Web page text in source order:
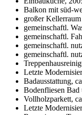
Balkon mit süd-
großer Kellerraum
gemeinschaftl.
gemeinschaftl.
gemeinschaftl.
gemeinschaftl.
Letzte
Badausstattung,
Bodenfliesen
Vollholzparkett,
Letzte